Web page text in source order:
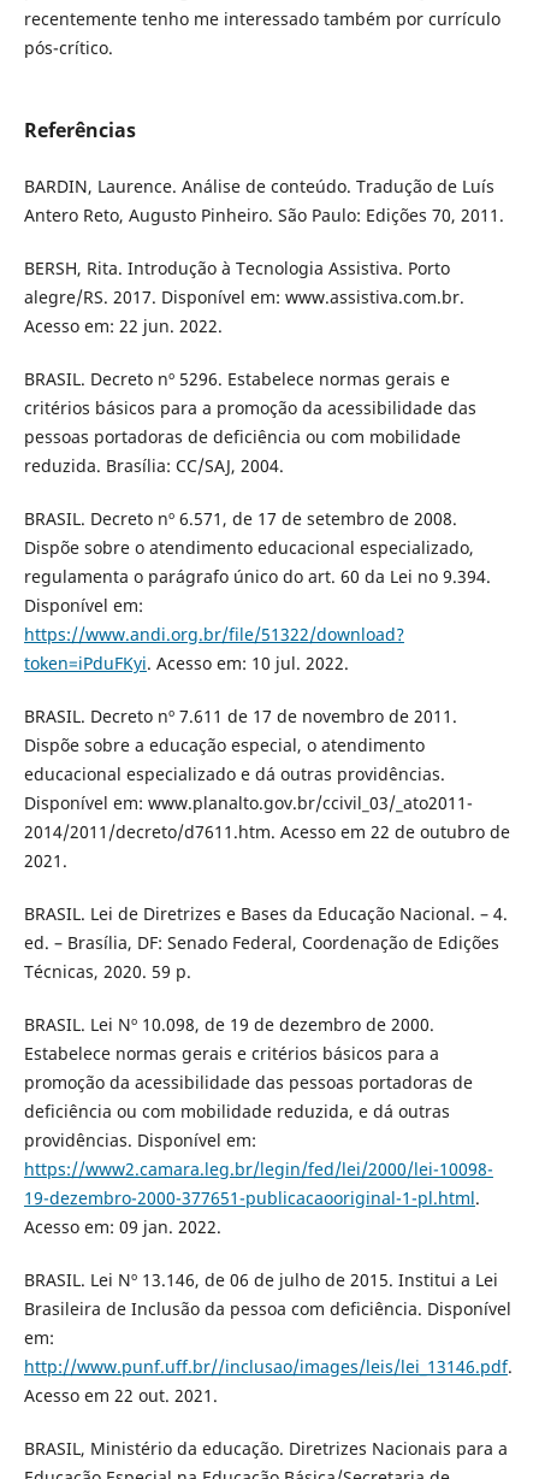
recentemente tenho me interessado também por currículo
pós-crítico.
Referências
BARDIN, Laurence. Análise de conteúdo. Tradução de Luís
Antero Reto, Augusto Pinheiro. São Paulo: Edições 70, 2011.
BERSH, Rita. Introdução à Tecnologia Assistiva. Porto
alegre/RS. 2017. Disponível em: www.assistiva.com.br.
Acesso em: 22 jun. 2022.
BRASIL. Decreto nº 5296. Estabelece normas gerais e
critérios básicos para a promoção da acessibilidade das
pessoas portadoras de deficiência ou com mobilidade
reduzida. Brasília: CC/SAJ, 2004.
BRASIL. Decreto nº 6.571, de 17 de setembro de 2008.
Dispõe sobre o atendimento educacional especializado,
regulamenta o parágrafo único do art. 60 da Lei no 9.394.
Disponível em:
https://www.andi.org.br/file/51322/download?
token=iPduFKyi. Acesso em: 10 jul. 2022.
BRASIL. Decreto nº 7.611 de 17 de novembro de 2011.
Dispõe sobre a educação especial, o atendimento
educacional especializado e dá outras providências.
Disponível em: www.planalto.gov.br/ccivil_03/_ato2011-
2014/2011/decreto/d7611.htm. Acesso em 22 de outubro de
2021.
BRASIL. Lei de Diretrizes e Bases da Educação Nacional. – 4.
ed. – Brasília, DF: Senado Federal, Coordenação de Edições
Técnicas, 2020. 59 p.
BRASIL. Lei Nº 10.098, de 19 de dezembro de 2000.
Estabelece normas gerais e critérios básicos para a
promoção da acessibilidade das pessoas portadoras de
deficiência ou com mobilidade reduzida, e dá outras
providências. Disponível em:
https://www2.camara.leg.br/legin/fed/lei/2000/lei-10098-
19-dezembro-2000-377651-publicacaooriginal-1-pl.html.
Acesso em: 09 jan. 2022.
BRASIL. Lei Nº 13.146, de 06 de julho de 2015. Institui a Lei
Brasileira de Inclusão da pessoa com deficiência. Disponível
em:
http://www.punf.uff.br//inclusao/images/leis/lei_13146.pdf.
Acesso em 22 out. 2021.
BRASIL, Ministério da educação. Diretrizes Nacionais para a